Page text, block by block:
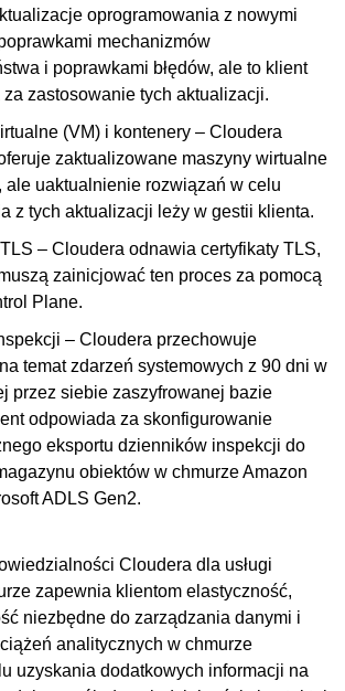
oprogramowania z nowymi
mechanizmów
i poprawkami błędów, ale to klient
zastosowanie tych aktualizacji.
(VM) i kontenery – Cloudera
zaktualizowane maszyny wirtualne
ale uaktualnienie rozwiązań w celu
z tych aktualizacji leży w gestii klienta.
– Cloudera odnawia certyfikaty TLS,
zainicjować ten proces za pomocą
Plane.
– Cloudera przechowuje
temat zdarzeń systemowych z 90 dni w
przez siebie zaszyfrowanej bazie
odpowiada za skonfigurowanie
eksportu dzienników inspekcji do
obiektów w chmurze Amazon
ADLS Gen2.
Cloudera dla usługi
zapewnia klientom elastyczność,
niezbędne do zarządzania danymi i
analitycznych w chmurze
uzyskania dodatkowych informacji na